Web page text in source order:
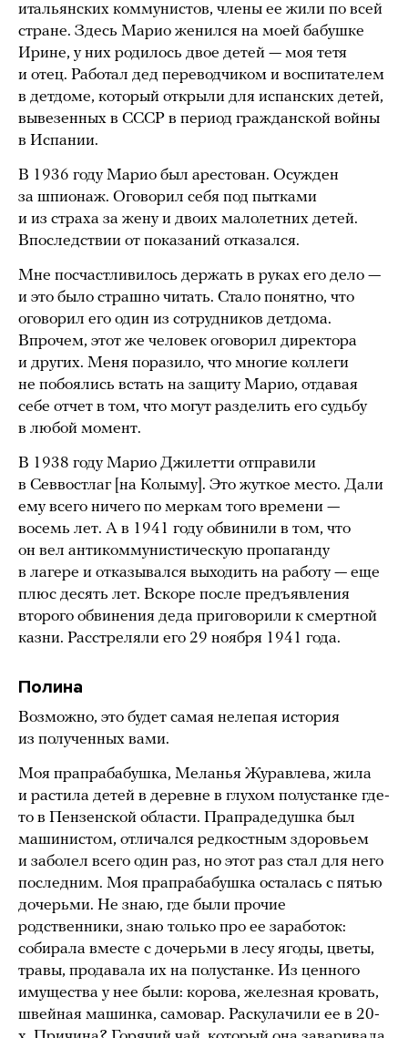
итальянских коммунистов, члены ее жили по всей
стране. Здесь Марио женился на моей бабушке
Ирине, у них родилось двое детей — моя тетя
и отец. Работал дед переводчиком и воспитателем
в детдоме, который открыли для испанских детей,
вывезенных в СССР в период гражданской войны
в Испании.
В 1936 году Марио был арестован. Осужден
за шпионаж. Оговорил себя под пытками
и из страха за жену и двоих малолетних детей.
Впоследствии от показаний отказался.
Мне посчастливилось держать в руках его дело —
и это было страшно читать. Стало понятно, что
оговорил его один из сотрудников детдома.
Впрочем, этот же человек оговорил директора
и других. Меня поразило, что многие коллеги
не побоялись встать на защиту Марио, отдавая
себе отчет в том, что могут разделить его судьбу
в любой момент.
В 1938 году Марио Джилетти отправили
в Севвостлаг [на Колыму]. Это жуткое место. Дали
ему всего ничего по меркам того времени —
восемь лет. А в 1941 году обвинили в том, что
он вел антикоммунистическую пропаганду
в лагере и отказывался выходить на работу — еще
плюс десять лет. Вскоре после предъявления
второго обвинения деда приговорили к смертной
казни. Расстреляли его 29 ноября 1941 года.
Полина
Возможно, это будет самая нелепая история
из полученных вами.
Моя прапрабабушка, Меланья Журавлева, жила
и растила детей в деревне в глухом полустанке где-
то в Пензенской области. Прапрадедушка был
машинистом, отличался редкостным здоровьем
и заболел всего один раз, но этот раз стал для него
последним. Моя прапрабабушка осталась с пятью
дочерьми. Не знаю, где были прочие
родственники, знаю только про ее заработок:
собирала вместе с дочерьми в лесу ягоды, цветы,
травы, продавала их на полустанке. Из ценного
имущества у нее были: корова, железная кровать,
швейная машинка, самовар. Раскулачили ее в 20-